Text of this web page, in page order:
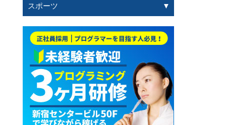
スポーツ